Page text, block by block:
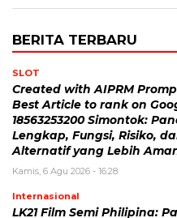
BERITA TERBARU
SLOT
Created with AIPRM
Best Article to rank on
18563253200 Simontok:
Lengkap, Fungsi, Risiko,
Alternatif yang Lebih
Kamis, 6 Agu 2026 - 16:28
Internasional
LK21 Film Semi Philipina: